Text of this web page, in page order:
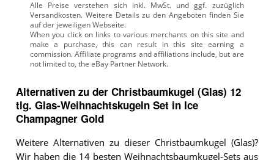
Alle Preise verstehen sich inkl. MwSt. und ggf. zuzüglich
Versandkosten. Weitere Details zu den Angeboten finden Sie
auf der jeweiligen Webseite.
Alternativen zu der Christbaumkugel (Glas) 12
tlg. Glas-Weihnachtskugeln Set in Ice
Champagner Gold
Weitere Alternativen zu dieser Christbaumkugel (Glas)?
Wir haben die 14 besten Weihnachtsbaumkugel-Sets aus